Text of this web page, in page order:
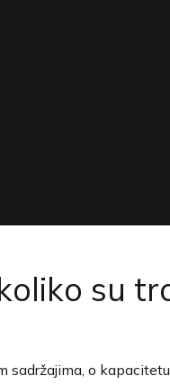
su
sadržajima, o